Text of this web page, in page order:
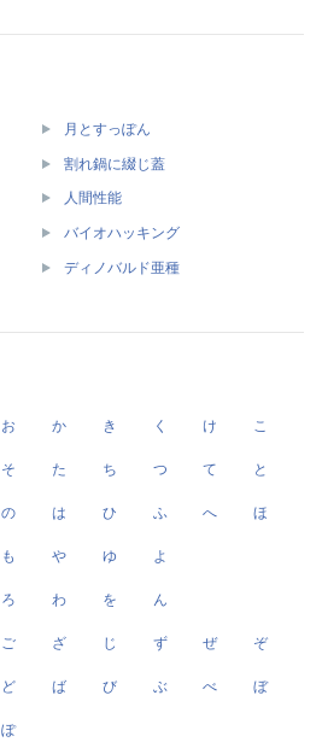
月とすっぽん
割れ鍋に綴じ蓋
人間性能
バイオハッキング
ディノバルド亜種
お か き く け こ
そ た ち つ て と
の は ひ ふ へ ほ
も や ゆ よ
ろ わ を ん
ご ざ じ ず ぜ ぞ
ど ば び ぶ べ ぼ
ぽ